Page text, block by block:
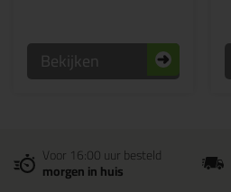
Bekijken
Voor 16:00 uur besteld
morgen in huis